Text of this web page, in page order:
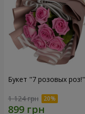
Букет "7 розовых роз!"
1 124 грн